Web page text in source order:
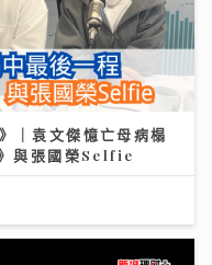
｜袁文傑憶亡母病榻
與張國榮Selfie